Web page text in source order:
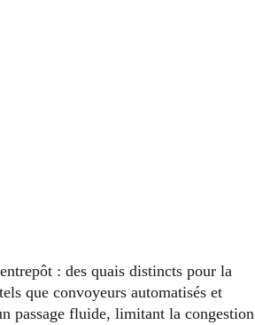
: des quais distincts pour la
que convoyeurs automatisés et
passage fluide, limitant la congestion